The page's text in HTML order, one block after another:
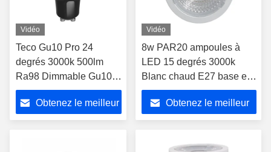
Vidéo
Teco Gu10 Pro 24
degrés 3000k 500lm
Ra98 Dimmable Gu10
ampoules à LED
Obtenez le meilleur
Vidéo
8w PAR20 ampoules à
LED 15 degrés 3000k
Blanc chaud E27 base en
aluminium coulé Triac
Obtenez le meilleur